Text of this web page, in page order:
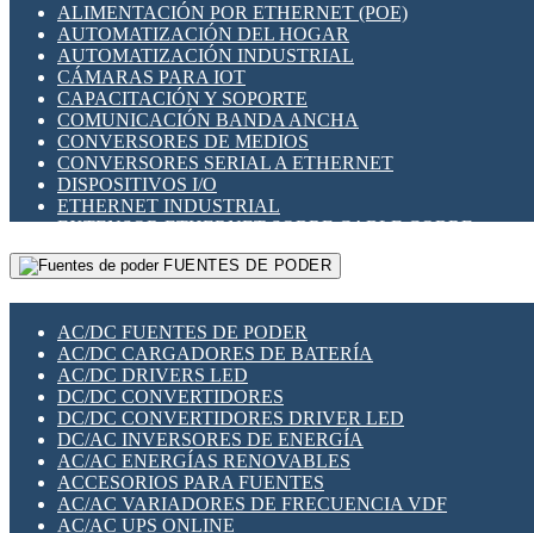
SENSORES INDUCTIVOS
TEMPORIZADORES
VARIACS
VARIADORES DE FRECUENCIA [VDF]
SECCIONADORES - INTERRUPTORES
MAQUINARIA
HERRAMIENTAS VARIAS
ILUMINACIÓN LED
INTERRUPTORES REED
INTERFACES DE RELÉ
OTROS RELÉS
PROTECCIÓN TÉRMICA
RELÉS AUTOMOTRICES
RELÉS DE SEÑAL
RELÉS DE ESTADO SÓLIDO SSR
RELÉS INDUSTRIALES
RELÉS MINIATURA DE POTENCIA
SENSORES MAGNÉTICOS
SWITCH Y MICROSWITCH
TARJETAS PI
UNIÓN Y DERIVACIÓN DE CABLE
ALIMENTACIÓN POR ETHERNET (POE)
AUTOMATIZACIÓN DEL HOGAR
AUTOMATIZACIÓN INDUSTRIAL
CÁMARAS PARA IOT
CAPACITACIÓN Y SOPORTE
COMUNICACIÓN BANDA ANCHA
CONVERSORES DE MEDIOS
CONVERSORES SERIAL A ETHERNET
DISPOSITIVOS I/O
ETHERNET INDUSTRIAL
EXTENSOR ETHERNET SOBRE CABLE COBRE
GATEWAY LORAWAN
GESTIÓN DE REDES
PLACAS MODULARES IOT
SWITCHES Y REDES WIFI
SOLUCIONES IOT
SOLUCIONES LORAWAN
SOLUCIONES RED CELULAR
SEGURIDAD PARA REDES
SWITCHES LAN
TELEFONÍA IP (VOIP)
VIGILANCIA IP (CCTV)
MESHTASTIC
FUENTES DE PODER
AC/DC FUENTES DE PODER
AC/DC CARGADORES DE BATERÍA
AC/DC DRIVERS LED
DC/DC CONVERTIDORES
DC/DC CONVERTIDORES DRIVER LED
DC/AC INVERSORES DE ENERGÍA
AC/AC ENERGÍAS RENOVABLES
ACCESORIOS PARA FUENTES
AC/AC VARIADORES DE FRECUENCIA VDF
AC/AC UPS ONLINE